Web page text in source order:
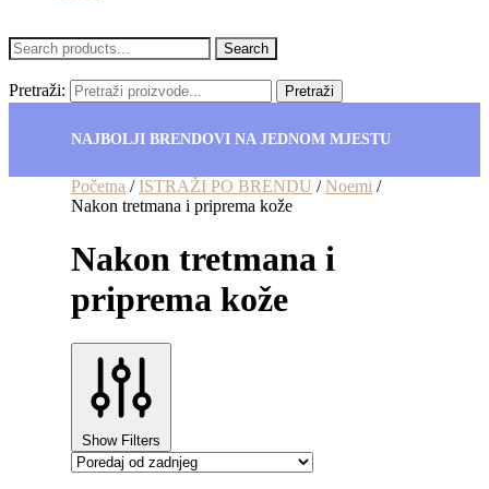
Search
Pretraži: Pretraži
NAJBOLJI BRENDOVI NA JEDNOM MJESTU
Početna / ISTRAŽI PO BRENDU /Noemi /
Nakon tretmana i priprema kože
Nakon tretmana i
priprema kože
Show Filters